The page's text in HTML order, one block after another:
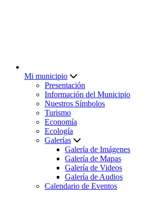
Mi municipio
Presentación
Información del Municipio
Nuestros Símbolos
Turismo
Economía
Ecología
Galerías
Galería de Imágenes
Galería de Mapas
Galería de Videos
Galería de Audios
Calendario de Eventos